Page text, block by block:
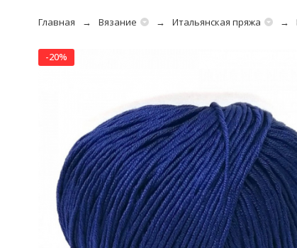
Главная Вязание Итальянская пряжа
-20%